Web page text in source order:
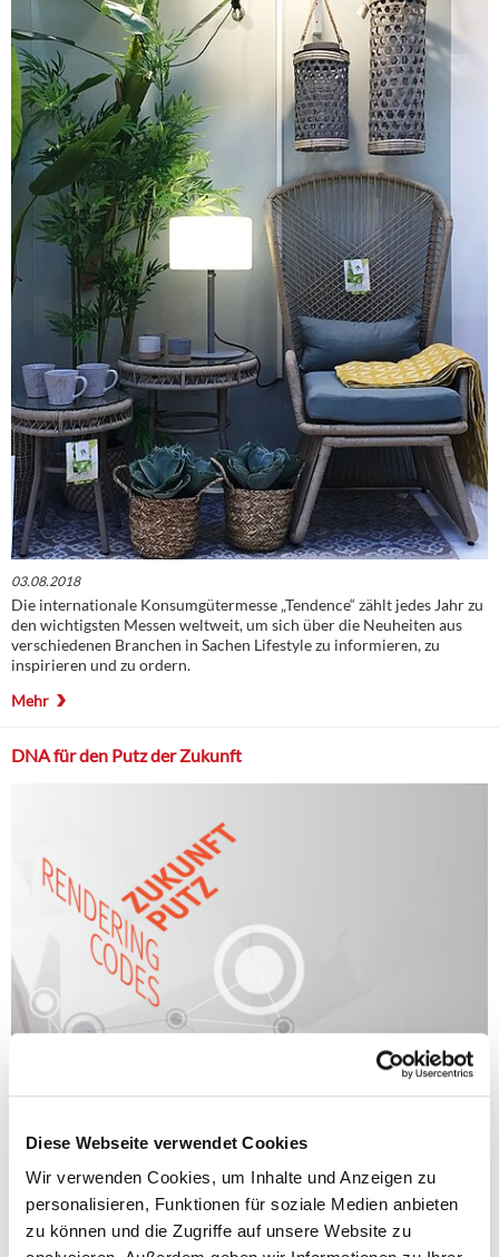
Diese Webseite verwendet Cookies
Wir verwenden Cookies, um Inhalte und Anzeigen zu
personalisieren, Funktionen für soziale Medien anbieten
zu können und die Zugriffe auf unsere Website zu
03.08.2018
Die internationale Konsumgütermesse „Tendence“ zählt jedes Jahr zu
den wichtigsten Messen weltweit, um sich über die Neuheiten aus
verschiedenen Branchen in Sachen Lifestyle zu informieren, zu
inspirieren und zu ordern.
Mehr
DNA für den Putz der Zukunft